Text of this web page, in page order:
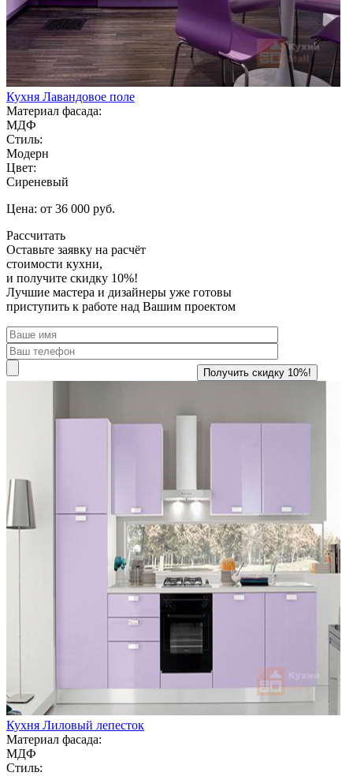
Кухня Лавандовое поле
Материал фасада:
МДФ
Стиль:
Модерн
Цвет:
Сиреневый
Цена: от 36 000 руб.
Рассчитать
Оставьте заявку на расчёт
стоимости кухни,
и получите скидку 10%!
Лучшие мастера и дизайнеры уже готовы
приступить к работе над Вашим проектом
Кухня Лиловый лепесток
Материал фасада:
МДФ
Стиль: